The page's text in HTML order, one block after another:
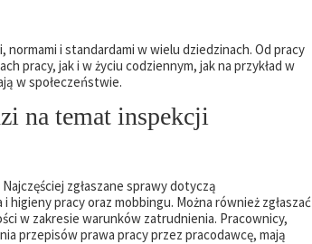
i standardami w wielu dziedzinach. Od pracy
pracy, jak i w życiu codziennym, jak na przykład w
w społeczeństwie.
na temat inspekcji
zgłaszane sprawy dotyczą
pracy oraz mobbingu. Można również zgłaszać
w zakresie warunków zatrudnienia. Pracownicy,
przepisów prawa pracy przez pracodawcę, mają